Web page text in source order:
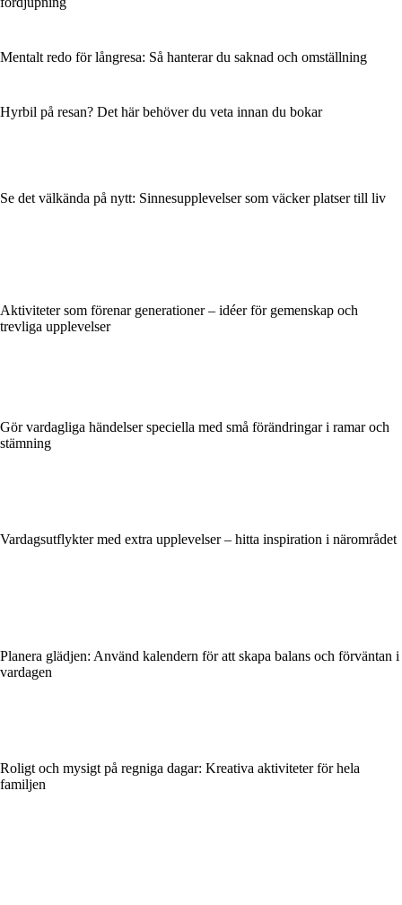
Mentalt redo för långresa: Så hanterar du saknad och omställning
Hyrbil på resan? Det här behöver du veta innan du bokar
Se det välkända på nytt: Sinnesupplevelser som väcker platser till liv
Aktiviteter som förenar generationer – idéer för gemenskap och
trevliga upplevelser
Gör vardagliga händelser speciella med små förändringar i ramar och
stämning
Vardagsutflykter med extra upplevelser – hitta inspiration i närområdet
Planera glädjen: Använd kalendern för att skapa balans och förväntan i
vardagen
Roligt och mysigt på regniga dagar: Kreativa aktiviteter för hela
familjen